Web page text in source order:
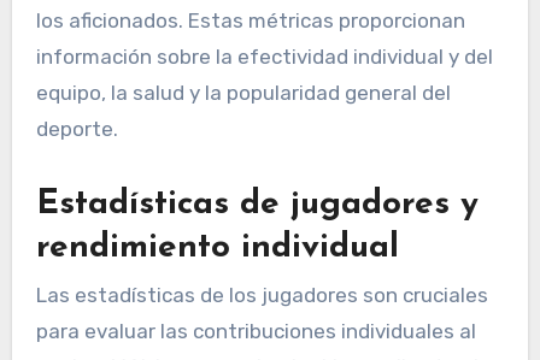
los aficionados. Estas métricas proporcionan
información sobre la efectividad individual y del
equipo, la salud y la popularidad general del
deporte.
Estadísticas de jugadores y
rendimiento individual
Las estadísticas de los jugadores son cruciales
para evaluar las contribuciones individuales al